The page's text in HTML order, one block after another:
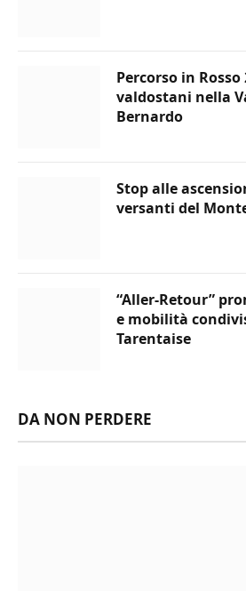
Percorso in Rosso
valdostani nella
Bernardo
Stop alle
versanti del
“Aller-Retour”
e mobilità
Tarentaise
DA NON PERDERE